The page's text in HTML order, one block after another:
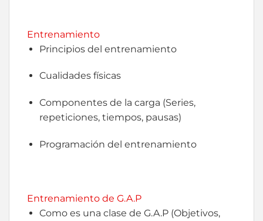
Entrenamiento
Principios del entrenamiento
Cualidades físicas
Componentes de la carga (Series,
repeticiones, tiempos, pausas)
Programación del entrenamiento
Entrenamiento de G.A.P
Como es una clase de G.A.P (Objetivos,